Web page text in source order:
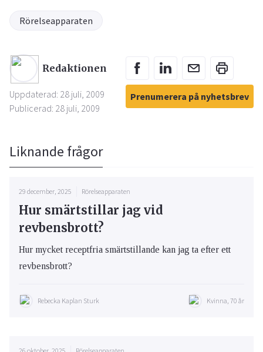
Rörelseapparaten
Redaktionen
Uppdaterad: 28 juli, 2009
Publicerad: 28 juli, 2009
Prenumerera på nyhetsbrev
Liknande frågor
29 december, 2025 Rörelseapparaten
Hur smärtstillar jag vid
revbensbrott?
Hur mycket receptfria smärtstillande kan jag ta efter ett
revbensbrott?
Rebecka Kaplan Sturk Kvinna, 70 år